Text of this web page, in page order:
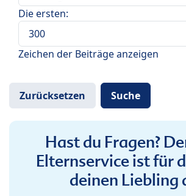
Die ersten:
Zeichen der Beiträge anzeigen
Hast du Fragen?
Elternservice ist für
deinen Liebling